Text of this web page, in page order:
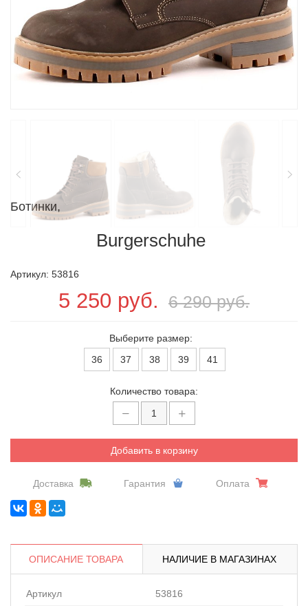
Ботинки,
Burgerschuhe
Артикул: 53816
5 250 руб. 6 290 руб.
Выберите размер:
36
37 38 39 41
Количество товара:
Добавить в корзину
Доставка Гарантия Оплата
ОПИСАНИЕ ТОВАРА НАЛИЧИЕ В МАГАЗИНАХ
Артикул 53816